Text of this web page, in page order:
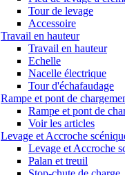
Tour de levage
Accessoire
Travail en hauteur
Travail en hauteur
Echelle
Nacelle électrique
Tour d'échafaudage
Rampe et pont de
Rampe et pont de
Voir les articles
Levage et Accroche
Levage et Accroche
Palan et treuil